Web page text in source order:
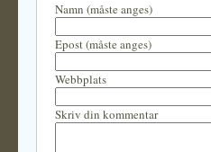
Namn (måste anges)
Epost (måste anges)
Webbplats
Skriv din kommentar